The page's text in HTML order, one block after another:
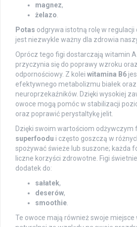
magnez,
żelazo
Potas odgrywa istotną rolę w regulacji
jest niezwykle ważny dla zdrowia
Oprócz tego figi dostarczają witamin A
przyczynia się do poprawy wzroku
odpornościowy. Z kolei witamina B6
efektywnego metabolizmu białek
neuroprzekaźników. Dzięki wysokiej
owoce mogą pomóc w stabilizacji
oraz poprawić perystaltykę jelit.
Dzięki swoim wartościom odżywczym
superfoodu i często goszczą w
spożywać świeże lub suszone; każda
liczne korzyści zdrowotne. Figi
dodatek do:
sałatek,
deserów,
smoothie
Te owoce mają również swoje miejsce